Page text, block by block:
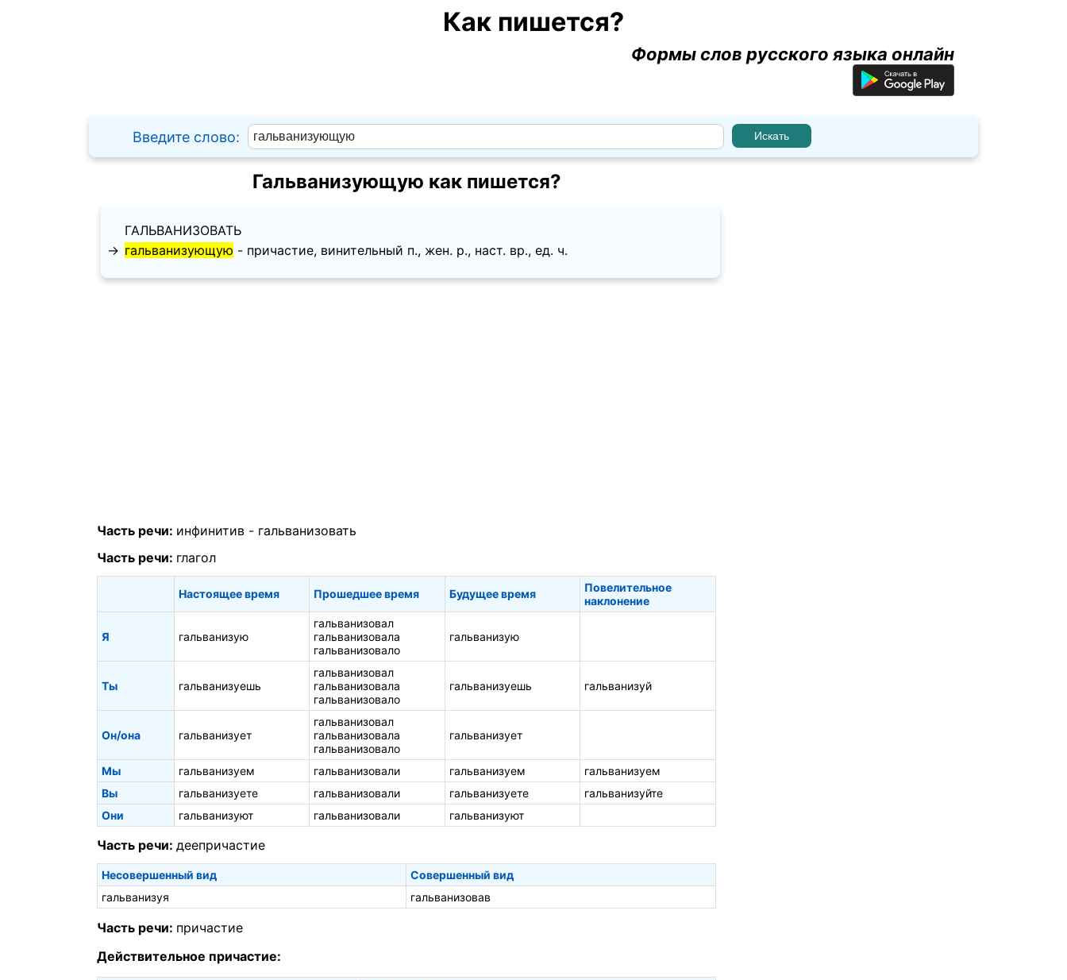
Как пишется?
Формы слов русского языка онлайн
Введите слово:
Гальванизующую как пишется?
ГАЛЬВАНИЗОВАТЬ
→ гальванизующую - причастие, винительный п., жен. p., наст. вр., ед. ч.
Часть речи: инфинитив - гальванизовать
Часть речи: глагол
Настоящее время Прошедшее время Будущее время
Повелительное
наклонение
Я гальванизую
гальванизовал
гальванизовала
гальванизовало
гальванизую
Ты гальванизуешь
гальванизовал
гальванизовала
гальванизовало
гальванизуешь гальванизуй
Он/она гальванизует
гальванизовал
гальванизовала
гальванизовало
гальванизует
Мы гальванизуем гальванизовали гальванизуем
гальванизуем
Вы
гальванизуете гальванизовали гальванизуете
гальванизуйте
Они
гальванизуют гальванизовали гальванизуют
Часть речи: деепричастие
Несовершенный вид
Совершенный вид
гальванизуя
гальванизовав
Часть речи: причастие
Действительное причастие: